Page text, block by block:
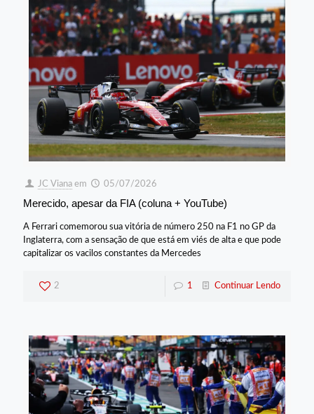
JC Viana em 05/07/2026
Merecido, apesar da FIA (coluna + YouTube)
A Ferrari comemorou sua vitória de número 250 na F1 no GP da
Inglaterra, com a sensação de que está em viés de alta e que pode
capitalizar os vacilos constantes da Mercedes
2 1 Continuar Lendo